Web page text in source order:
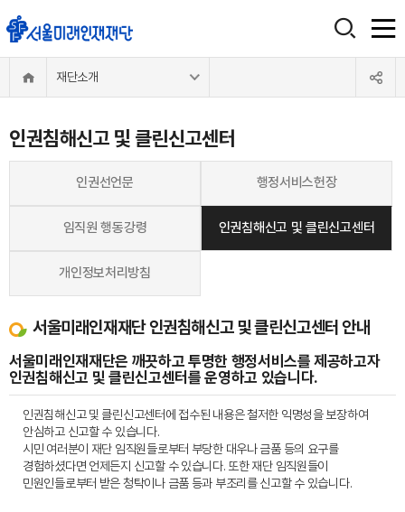
재단소개
인권침해신고 및 클린신고센터
인권선언문 행정서비스헌장
임직원 행동강령 인권침해신고 및 클린신고센터
개인정보처리방침
서울미래인재재단 인권침해신고 및 클린신고센터 안내
서울미래인재재단은 깨끗하고 투명한 행정서비스를 제공하고자
인권침해신고 및 클린신고센터를 운영하고 있습니다.
인권침해신고 및 클린신고센터에 접수된 내용은 철저한 익명성을 보장하여
안심하고 신고할 수 있습니다.
시민 여러분이 재단 임직원들로부터 부당한 대우나 금품 등의 요구를
경험하셨다면 언제든지 신고할 수 있습니다. 또한 재단 임직원들이
민원인들로부터 받은 청탁이나 금품 등과 부조리를 신고할 수 있습니다.